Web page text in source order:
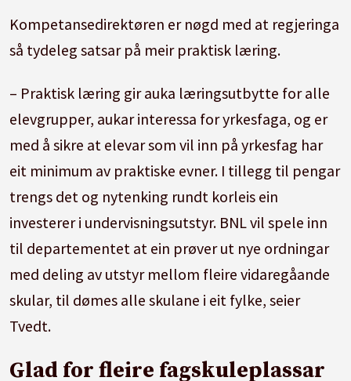
Kompetansedirektøren er nøgd med at regjeringa
så tydeleg satsar på meir praktisk læring.
– Praktisk læring gir auka læringsutbytte for alle
elevgrupper, aukar interessa for yrkesfaga, og er
med å sikre at elevar som vil inn på yrkesfag har
eit minimum av praktiske evner. I tillegg til pengar
trengs det og nytenking rundt korleis ein
investerer i undervisningsutstyr. BNL vil spele inn
til departementet at ein prøver ut nye ordningar
med deling av utstyr mellom fleire vidaregåande
skular, til dømes alle skulane i eit fylke, seier
Tvedt.
Glad for fleire fagskuleplassar